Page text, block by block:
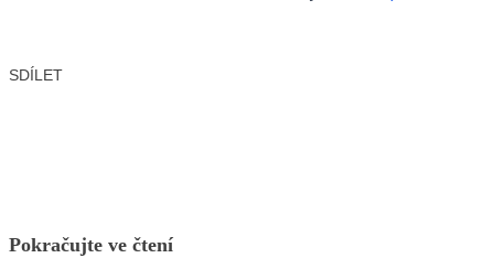
SDÍLET
Pokračujte ve čtení